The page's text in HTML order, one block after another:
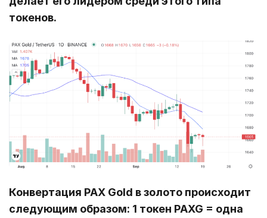
токенов.
Конвертация PAX Gold в золото происходит
следующим образом: 1 токен PAXG = одна